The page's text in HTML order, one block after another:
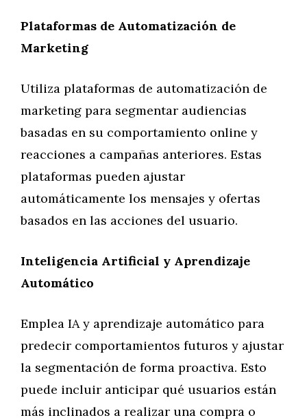
Plataformas de Automatización de
Marketing
Utiliza plataformas de automatización de
marketing para segmentar audiencias
basadas en su comportamiento online y
reacciones a campañas anteriores. Estas
plataformas pueden ajustar
automáticamente los mensajes y ofertas
basados en las acciones del usuario.
Inteligencia Artificial y Aprendizaje
Automático
Emplea IA y aprendizaje automático para
predecir comportamientos futuros y ajustar
la segmentación de forma proactiva. Esto
puede incluir anticipar qué usuarios están
más inclinados a realizar una compra o